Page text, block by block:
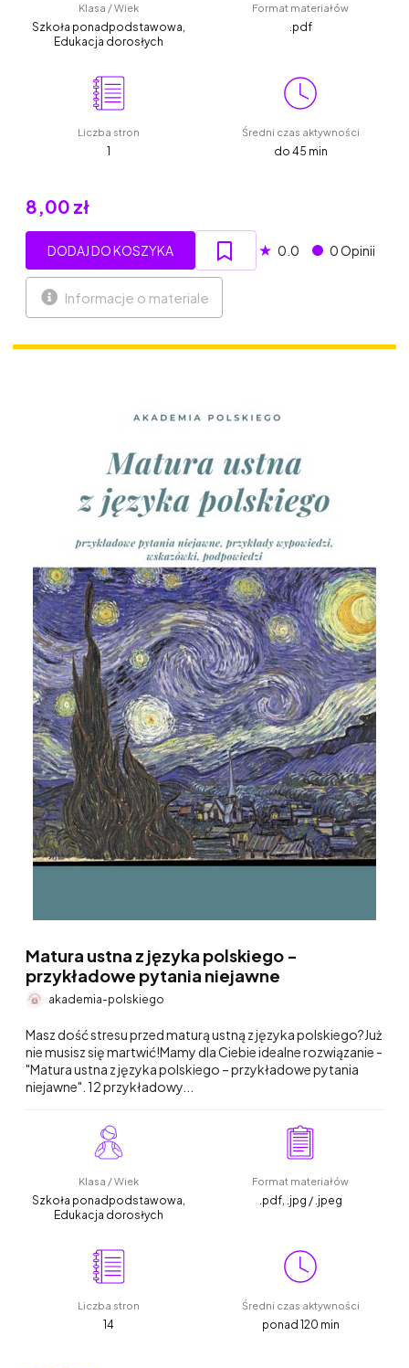
Klasa / Wiek
Szkoła ponadpodstawowa,
Edukacja dorosłych
Format materiałów
.pdf
Liczba stron
1
Średni czas aktywności
do 45 min
8,00 zł
DODAJ DO KOSZYKA ★ 0.0 0 Opinii
Informacje o materiale
Matura ustna z języka polskiego -
przykładowe pytania niejawne
akademia-polskiego
Masz dość stresu przed maturą ustną z języka polskiego?Już
nie musisz się martwić!Mamy dla Ciebie idealne rozwiązanie -
"Matura ustna z języka polskiego – przykładowe pytania
niejawne". 12 przykładowy...
Klasa / Wiek
Szkoła ponadpodstawowa,
Edukacja dorosłych
Format materiałów
.pdf, .jpg / .jpeg
Liczba stron
14
Średni czas aktywności
ponad 120 min